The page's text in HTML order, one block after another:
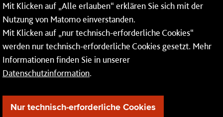
Tel.:06131 - 12 74 74
Fax: 06131 - 12 74 77
Mit Klicken auf „Alle erlauben“ erklären Sie sich mit der
Nutzung von Matomo einverstanden.
Mit Klicken auf „nur technisch-erforderliche Cookies“
werden nur technisch-erforderliche Cookies gesetzt. Mehr
Informationen finden Sie in unserer
Datenschutzinformation.
Nur technisch-erforderliche Cookies